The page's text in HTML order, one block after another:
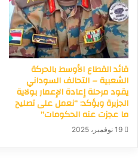
قائد القطاع الأوسط بالحركة
الشعبية – التحالف السوداني
يقود مرحلة إعادة الإعمار بولاية
الجزيرة ويؤكد: “نعمل على تصليح
ما عجزت عنه الحكومات”
19 نوفمبر، 2025